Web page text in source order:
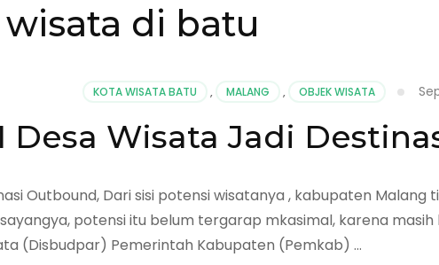
wisata di batu
KOTA WISATA BATU , MALANG , OBJEK WISATA
Desa Wisata Jadi
Outbound, Dari sisi potensi wisatanya , kabupaten
potensi itu belum tergarap mkasimal, karena
(Disbudpar) Pemerintah Kabupaten (Pemkab) …